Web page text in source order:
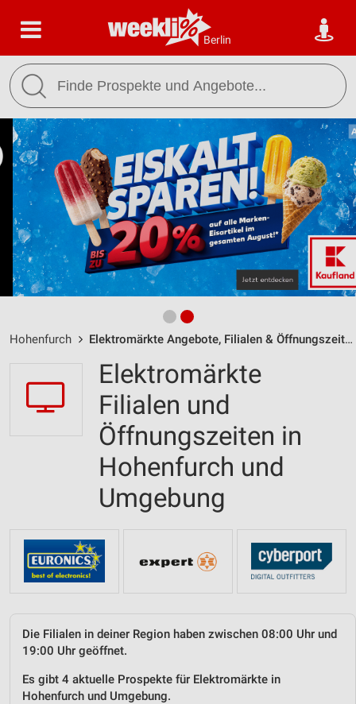
Berlin
Hohenfurch Elektromärkte Angebote, Filialen & Öffnungszeiten
Elektromärkte
Filialen und
Öffnungszeiten in
Hohenfurch und
Umgebung
Die Filialen in deiner Region haben zwischen 08:00 Uhr und
19:00 Uhr geöffnet.
Es gibt 4 aktuelle Prospekte für Elektromärkte in
Hohenfurch und Umgebung.